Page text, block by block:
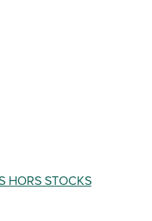
HORS STOCKS